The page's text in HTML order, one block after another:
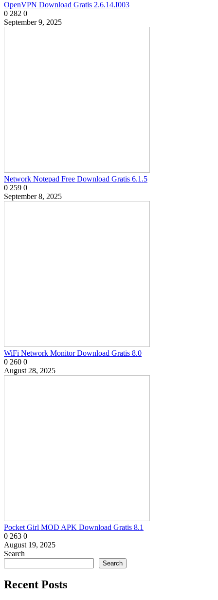
OpenVPN Download Gratis 2.6.14.I003
0 282 0
September 9, 2025
Network Notepad Free Download Gratis 6.1.5
0 259 0
September 8, 2025
WiFi Network Monitor Download Gratis 8.0
0 260 0
August 28, 2025
​Pocket Girl MOD APK Download Gratis 8.1
0 263 0
August 19, 2025
Search
Search
Recent Posts